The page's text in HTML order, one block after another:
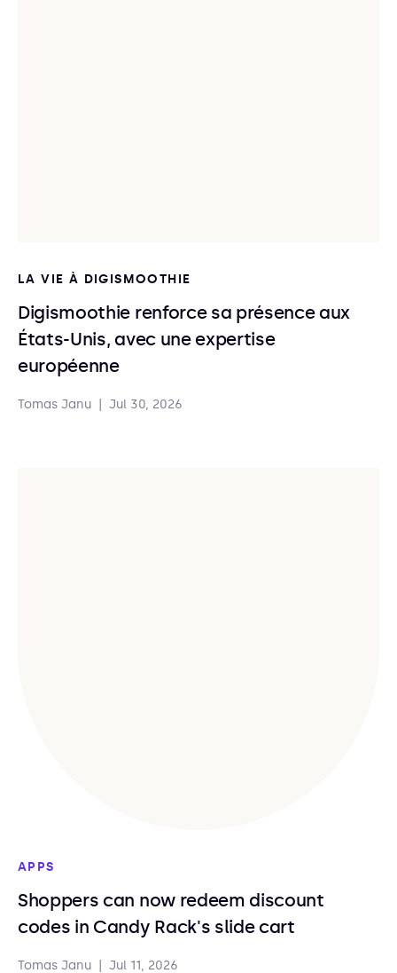
LA VIE À DIGISMOOTHIE
Digismoothie renforce sa présence aux
États-Unis, avec une expertise
européenne
Tomas Janu Jul 30, 2026
APPS
Shoppers can now redeem discount
codes in Candy Rack's slide cart
Tomas Janu Jul 11, 2026